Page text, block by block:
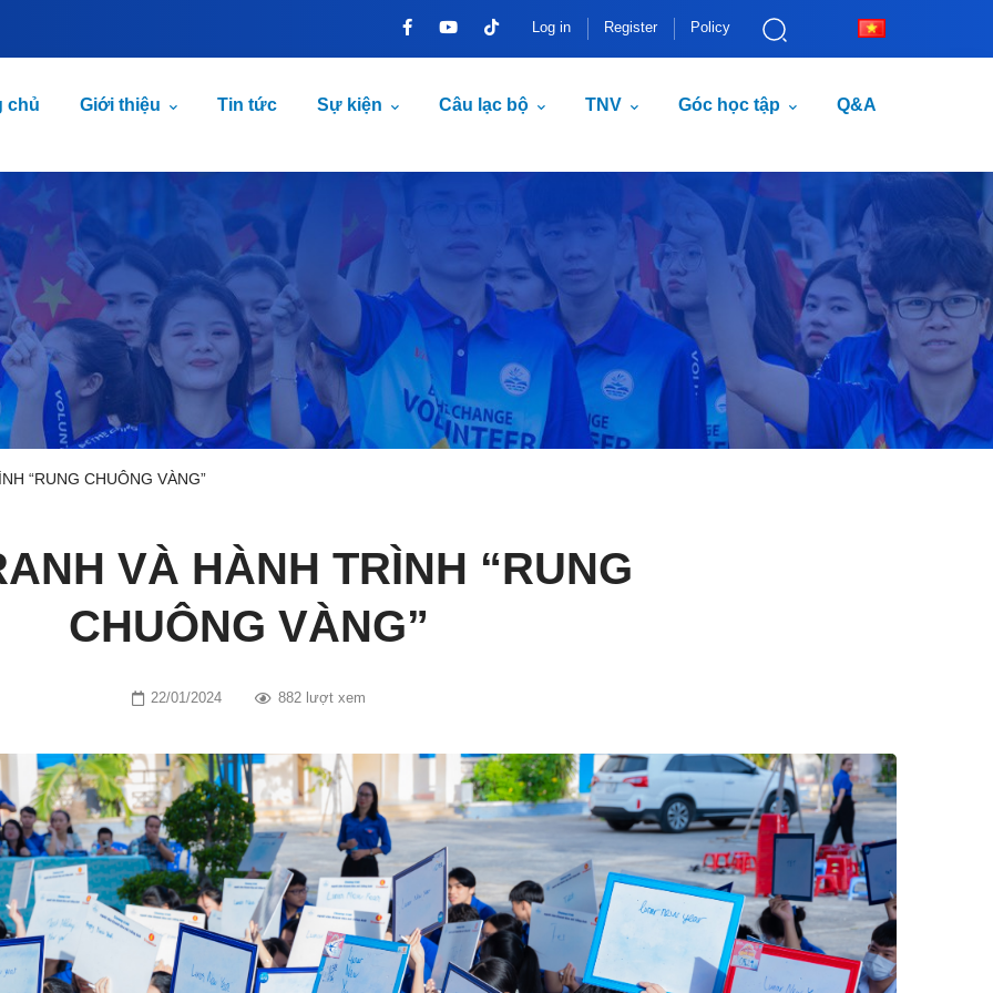
Log in Register Policy
chủ Giới thiệu Tin tức Sự kiện Câu lạc bộ TNV Góc học tập Q&A
“RUNG CHUÔNG VÀNG”
VÀ HÀNH TRÌNH “RUNG
CHUÔNG VÀNG”
22/01/2024 882 lượt xem